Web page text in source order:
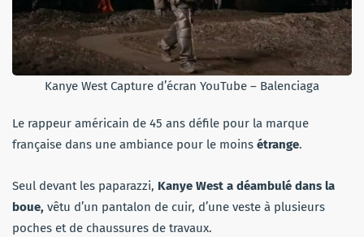
Kanye West Capture d’écran YouTube – Balenciaga
Le rappeur américain de 45 ans défile pour la marque
française dans une ambiance pour le moins étrange.
Seul devant les paparazzi, Kanye West a déambulé dans la
boue, vêtu d’un pantalon de cuir, d’une veste à plusieurs
poches et de chaussures de travaux.